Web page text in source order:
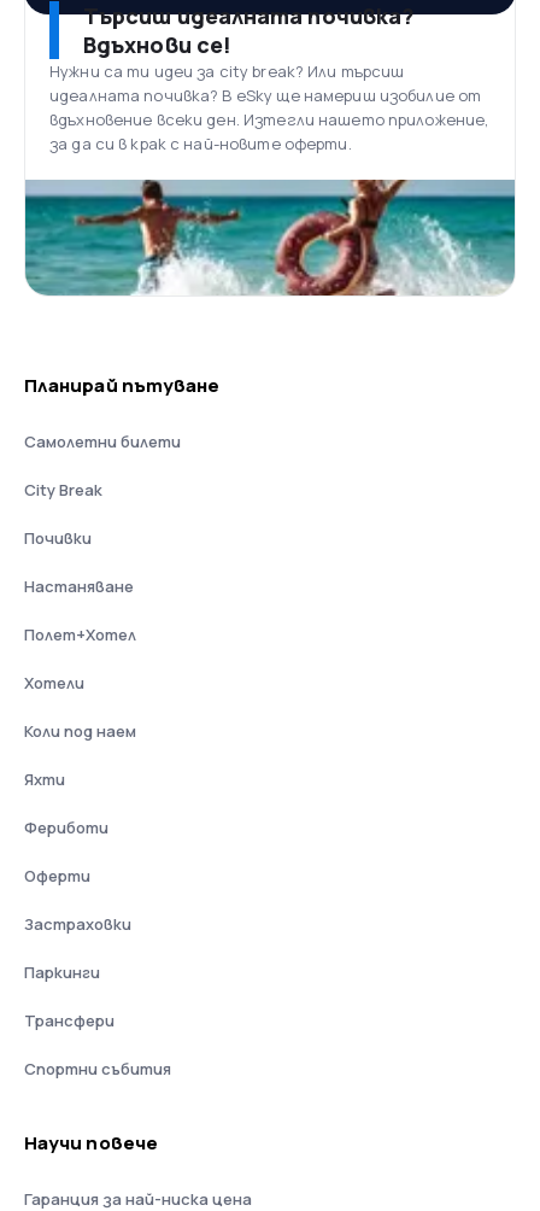
Търсиш идеалната почивка?
Вдъхнови се!
Нужни са ти идеи за city break? Или търсиш
идеалната почивка? В eSky ще намериш изобилие от
вдъхновение всеки ден. Изтегли нашето приложение,
за да си в крак с най-новите оферти.
Планирай пътуване
Самолетни билети
City Break
Почивки
Настаняване
Полет+Хотел
Хотели
Коли под наем
Яхти
Фериботи
Оферти
Застраховки
Паркинги
Трансфери
Спортни събития
Научи повече
Гаранция за най-ниска цена